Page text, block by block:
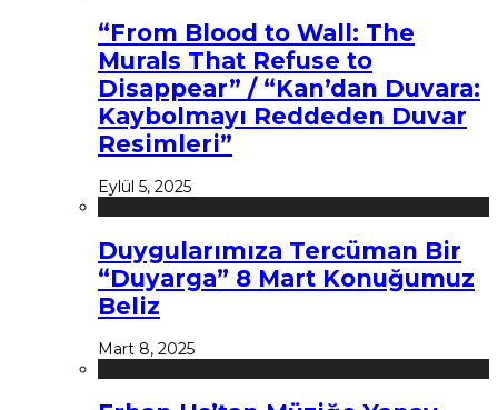
“From Blood to Wall: The
Murals That Refuse to
Disappear” / “Kan’dan Duvara:
Kaybolmayı Reddeden Duvar
Resimleri”
Eylül 5, 2025
Duygularımıza Tercüman Bir
“Duyarga” 8 Mart Konuğumuz
Beliz
Mart 8, 2025